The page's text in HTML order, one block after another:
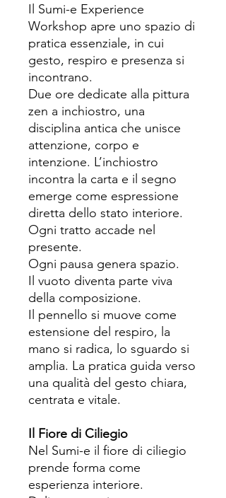
Il Sumi-e Experience
Workshop apre uno spazio di
pratica essenziale, in cui
gesto, respiro e presenza si
incontrano.
Due ore dedicate alla pittura
zen a inchiostro, una
disciplina antica che unisce
attenzione, corpo e
intenzione. L’inchiostro
incontra la carta e il segno
emerge come espressione
diretta dello stato interiore.
Ogni tratto accade nel
presente.
Ogni pausa genera spazio.
Il vuoto diventa parte viva
della composizione.
Il pennello si muove come
estensione del respiro, la
mano si radica, lo sguardo si
amplia. La pratica guida verso
una qualità del gesto chiara,
centrata e vitale.
Il Fiore di Ciliegio
Nel Sumi-e il fiore di ciliegio
prende forma come
esperienza interiore.